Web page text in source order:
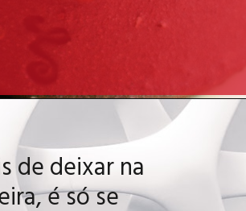
de deixar na
é só se